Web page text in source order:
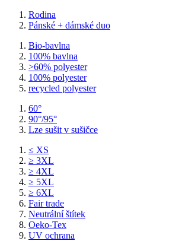
Rodina
Pánské + dámské duo
Bio-bavlna
100% bavlna
>60% polyester
100% polyester
recycled polyester
60°
90°/95°
Lze sušit v sušičce
≤ XS
≥ 3XL
≥ 4XL
≥ 5XL
≥ 6XL
Fair trade
Neutrální štítek
Oeko-Tex
UV ochrana